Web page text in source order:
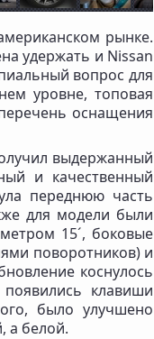
рынке.
удержать и Nissan
вопрос для
уровне, топовая
оснащения
выдержанный
и качественный
переднюю часть
для модели были
15´, боковые
поворотников) и
коснулось
клавиши
было улучшено
а белой.